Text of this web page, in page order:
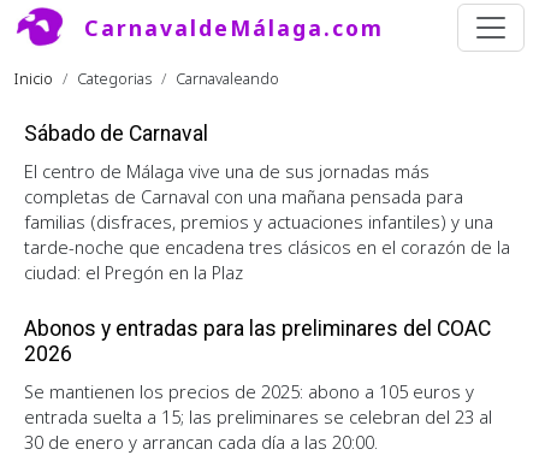
Pasar al contenido principal
CarnavaldeMálaga.com
Inicio Categorias Carnavaleando
Sábado de Carnaval
El centro de Málaga vive una de sus jornadas más
completas de Carnaval con una mañana pensada para
familias (disfraces, premios y actuaciones infantiles) y una
tarde-noche que encadena tres clásicos en el corazón de la
ciudad: el Pregón en la Plaz
Abonos y entradas para las preliminares del COAC
2026
Se mantienen los precios de 2025: abono a 105 euros y
entrada suelta a 15; las preliminares se celebran del 23 al
30 de enero y arrancan cada día a las 20:00.